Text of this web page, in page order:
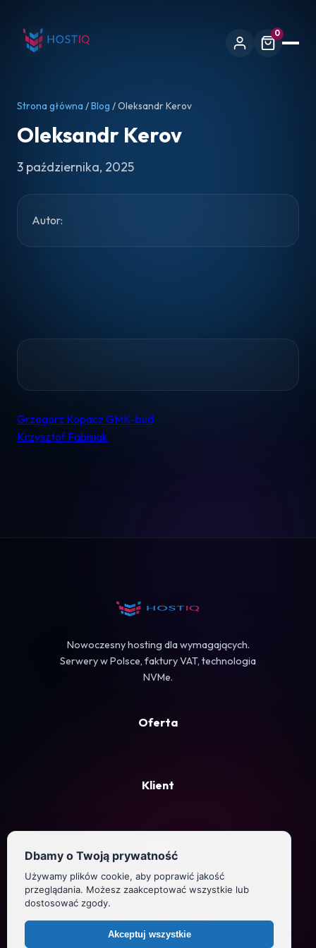
0
Strona główna /Blog / Oleksandr Kerov
Oleksandr Kerov
3 października, 2025
Autor:
Nawigacja
wpisu
Grzegorz Kopacz GMK-bud
Krzysztof Fabisiak
Nowoczesny hosting dla wymagających.
Serwery w Polsce, faktury VAT, technologia
NVMe.
Oferta
Klient
Firma
Regulamin
Polityka prywatności
Dbamy o Twoją prywatność
Używamy plików cookie, aby poprawić jakość
przeglądania. Możesz zaakceptować wszystkie lub
dostosować zgody.
Akceptuj wszystkie